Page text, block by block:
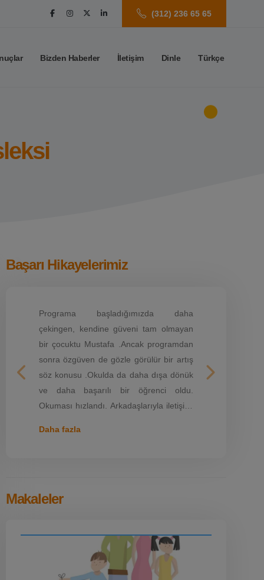
(312) 236 65 65
Bizden Haberler İletişim Dinle Türkçe
Başarı Hikayelerimiz
Kurumunuza oğlum M.Ege 'yi
getirdiğimde ilk gün oğlum için çok
yüksek kaygı ,endişe içindeydim.Tanısı
konmayan, adının ne olduğunu
bilmediğimiz değişken bir durum
içerisindeyken oğlum şuan hem özgüveni
yüksek, akademik başarısı artmış ve
Daha fazla
Önceki Sonraki
Makaleler